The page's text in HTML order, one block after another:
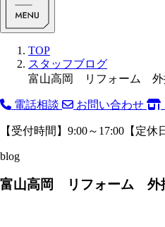
TOP
スタッフブログ
富山高岡 リフォーム 外
電話相談 お問い合わせ
【受付時間】9:00～17:00【定
blog
富山高岡 リフォーム 外